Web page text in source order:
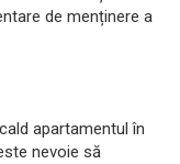
de menținere a
apartamentul în
nevoie să